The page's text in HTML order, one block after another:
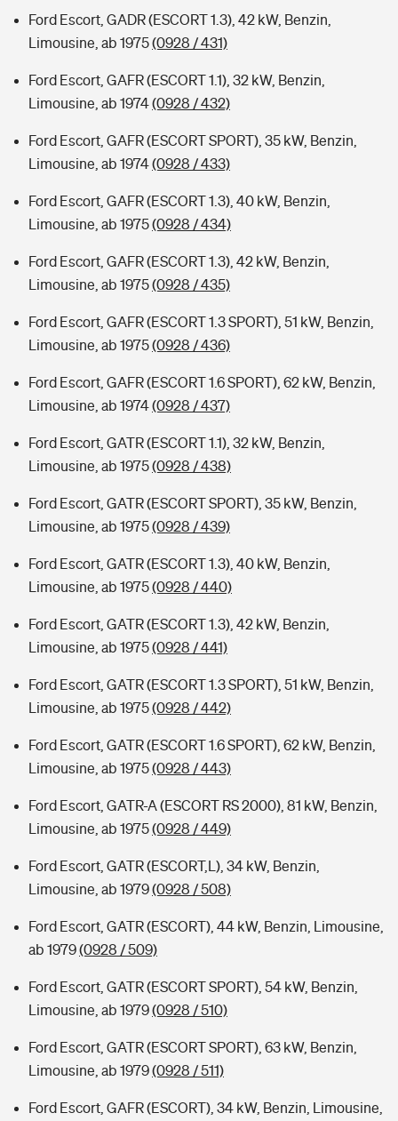
Ford Escort, GADR (ESCORT 1.3), 42 kW, Benzin,
Limousine, ab 1975(0928 / 431)
Ford Escort, GAFR (ESCORT 1.1), 32 kW, Benzin,
Limousine, ab 1974(0928 / 432)
Ford Escort, GAFR (ESCORT SPORT), 35 kW, Benzin,
Limousine, ab 1974(0928 / 433)
Ford Escort, GAFR (ESCORT 1.3), 40 kW, Benzin,
Limousine, ab 1975(0928 / 434)
Ford Escort, GAFR (ESCORT 1.3), 42 kW, Benzin,
Limousine, ab 1975(0928 / 435)
Ford Escort, GAFR (ESCORT 1.3 SPORT), 51 kW, Benzin,
Limousine, ab 1975(0928 / 436)
Ford Escort, GAFR (ESCORT 1.6 SPORT), 62 kW, Benzin,
Limousine, ab 1974(0928 / 437)
Ford Escort, GATR (ESCORT 1.1), 32 kW, Benzin,
Limousine, ab 1975(0928 / 438)
Ford Escort, GATR (ESCORT SPORT), 35 kW, Benzin,
Limousine, ab 1975(0928 / 439)
Ford Escort, GATR (ESCORT 1.3), 40 kW, Benzin,
Limousine, ab 1975(0928 / 440)
Ford Escort, GATR (ESCORT 1.3), 42 kW, Benzin,
Limousine, ab 1975(0928 / 441)
Ford Escort, GATR (ESCORT 1.3 SPORT), 51 kW, Benzin,
Limousine, ab 1975(0928 / 442)
Ford Escort, GATR (ESCORT 1.6 SPORT), 62 kW, Benzin,
Limousine, ab 1975(0928 / 443)
Ford Escort, GATR-A (ESCORT RS 2000), 81 kW, Benzin,
Limousine, ab 1975(0928 / 449)
Ford Escort, GATR (ESCORT,L), 34 kW, Benzin,
Limousine, ab 1979(0928 / 508)
Ford Escort, GATR (ESCORT), 44 kW, Benzin, Limousine,
ab 1979(0928 / 509)
Ford Escort, GATR (ESCORT SPORT), 54 kW, Benzin,
Limousine, ab 1979(0928 / 510)
Ford Escort, GATR (ESCORT SPORT), 63 kW, Benzin,
Limousine, ab 1979(0928 / 511)
Ford Escort, GAFR (ESCORT), 34 kW, Benzin, Limousine,